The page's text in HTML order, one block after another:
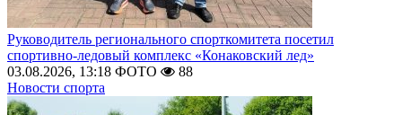
Руководитель регионального спорткомитета посетил
спортивно-ледовый комплекс «Конаковский лед»
03.08.2026, 13:18 ФОТО
88
Новости спорта